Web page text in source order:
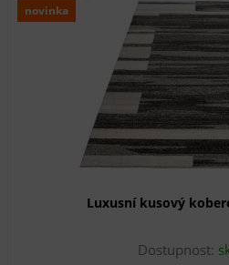
novinka
Luxusní kusový
Dostupnost: